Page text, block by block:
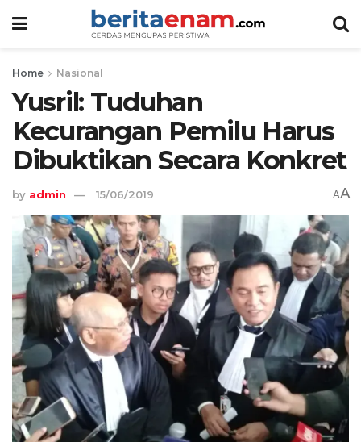
Home Nasional
Yusril: Tuduhan
Kecurangan Pemilu Harus
Dibuktikan Secara Konkret
by admin 15/06/2019 AA